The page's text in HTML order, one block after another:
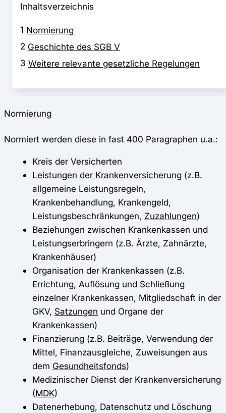
Inhaltsverzeichnis
1 Normierung
2 Geschichte des SGB V
3 Weitere relevante gesetzliche Regelungen
Normierung
Normiert werden diese in fast 400 Paragraphen u.a.:
Kreis der Versicherten
Leistungen der Krankenversicherung (z.B.
allgemeine Leistungsregeln,
Krankenbehandlung, Krankengeld,
Leistungsbeschränkungen, Zuzahlungen)
Beziehungen zwischen Krankenkassen und
Leistungserbringern (z.B. Ärzte, Zahnärzte,
Krankenhäuser)
Organisation der Krankenkassen (z.B.
Errichtung, Auflösung und Schließung
einzelner Krankenkassen, Mitgliedschaft in der
GKV, Satzungen und Organe der
Krankenkassen)
Finanzierung (z.B. Beiträge, Verwendung der
Mittel, Finanzausgleiche, Zuweisungen aus
dem Gesundheitsfonds)
Medizinischer Dienst der Krankenversicherung
(MDK)
Datenerhebung, Datenschutz und Löschung